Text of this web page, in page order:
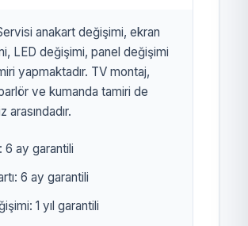
anakart değişimi, ekran
LED değişimi, panel değişimi
yapmaktadır. TV montaj,
ve kumanda tamiri de
arasındadır.
6 ay garantili
6 ay garantili
1 yıl garantili